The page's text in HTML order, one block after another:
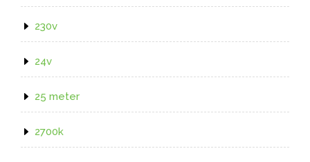
230v
24v
25 meter
2700k